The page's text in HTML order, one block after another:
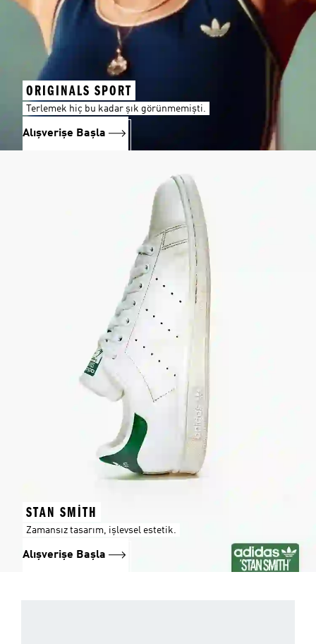
ORIGINALS SPORT
Terlemek hiç bu kadar şık görünmemişti.
Alışverişe Başla
STAN SMITH
Zamansız tasarım, işlevsel estetik.
Alışverişe Başla